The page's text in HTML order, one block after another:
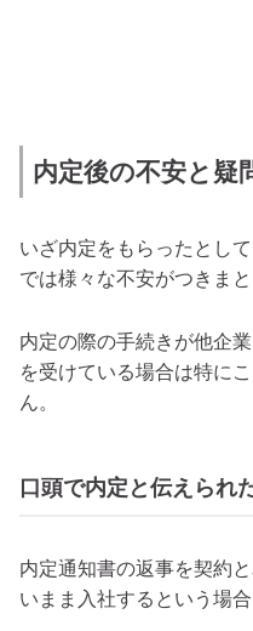
内定後の不安と疑
いざ内定をもらったとし
では様々な不安がつきま
内定の際の手続きが他企
を受けている場合は特に
ん。
口頭で内定と伝えられ
内定通知書の返事を契約
いまま入社するという場合